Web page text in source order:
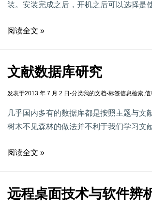
装。安装完成之后，开机之后可以选择是
阅读全文 »
文献数据库研究
发表于2013 年 7 月 2 日 -分类我的文档-标签信息检索,信
几乎国内多有的数据库都是按照主题与
树木不见森林的做法并不利于我们学习
阅读全文 »
远程桌面技术与软件辨